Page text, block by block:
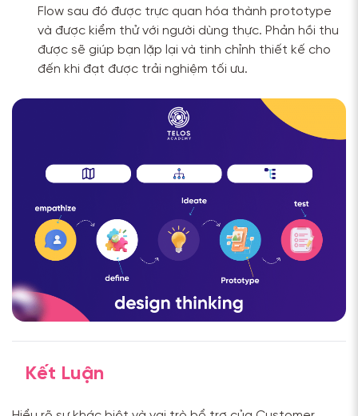
Flow sau đó được trực quan hóa thành prototype
và được kiểm thử với người dùng thực. Phản hồi thu
được sẽ giúp bạn lặp lại và tinh chỉnh thiết kế cho
đến khi đạt được trải nghiệm tối ưu.
Kết Luận